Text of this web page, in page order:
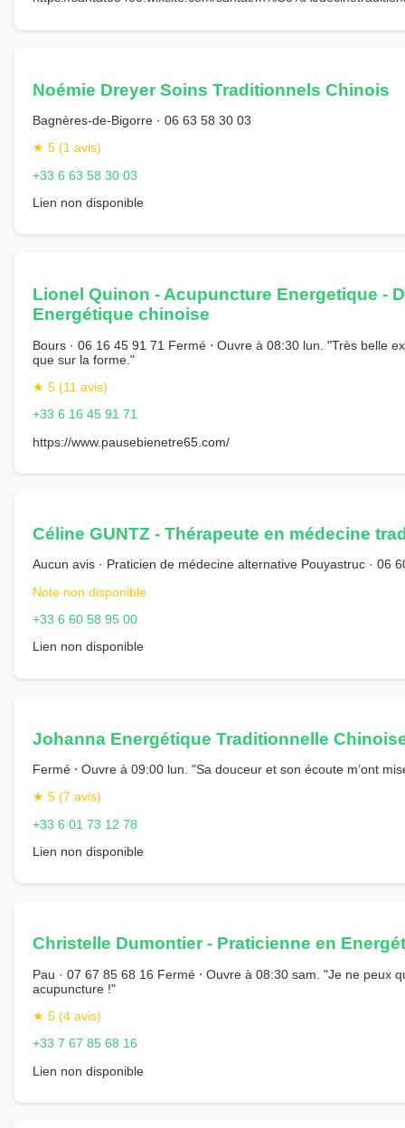
Noémie Dreyer Soins Traditionnels Chinois
Bagnères-de-Bigorre · 06 63 58 30 03
★ 5 (1 avis)
+33 6 63 58 30 03
Lien non disponible
Lionel Quinon - Acupuncture Energetique -
Energétique chinoise
Bours · 06 16 45 91 71 Fermé ⋅ Ouvre à 08:30 lun. "Très belle
que sur la forme."
★ 5 (11 avis)
+33 6 16 45 91 71
https://www.pausebienetre65.com/
Céline GUNTZ - Thérapeute en médecine
Aucun avis · Praticien de médecine alternative Pouyastruc · 06
Note non disponible
+33 6 60 58 95 00
Lien non disponible
Johanna Energétique Traditionnelle
Fermé ⋅ Ouvre à 09:00 lun. "Sa douceur et son écoute m’ont
★ 5 (7 avis)
+33 6 01 73 12 78
Lien non disponible
Christelle Dumontier - Praticienne en
Pau · 07 67 85 68 16 Fermé ⋅ Ouvre à 08:30 sam. "Je ne peux
acupuncture !"
★ 5 (4 avis)
+33 7 67 85 68 16
Lien non disponible